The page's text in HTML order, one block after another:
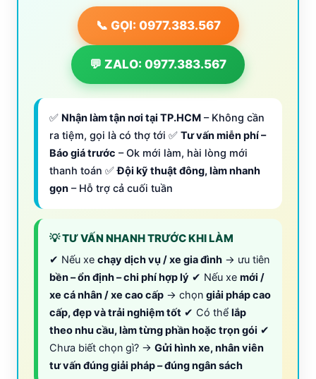
📞 GỌI: 0977.383.567
💬 ZALO: 0977.383.567
✅ Nhận làm tận nơi tại TP.HCM – Không cần
ra tiệm, gọi là có thợ tới ✅ Tư vấn miễn phí –
Báo giá trước – Ok mới làm, hài lòng mới
thanh toán ✅Đội kỹ thuật đông, làm nhanh
gọn – Hỗ trợ cả cuối tuần
💡 TƯ VẤN NHANH TRƯỚC KHI LÀM
✔ Nếu xe chạy dịch vụ / xe gia đình → ưu tiên
bền – ổn định – chi phí hợp lý ✔ Nếu xe mới /
xe cá nhân / xe cao cấp → chọn giải pháp cao
cấp, đẹp và trải nghiệm tốt ✔ Có thể lắp
theo nhu cầu, làm từng phần hoặc trọn gói ✔
Chưa biết chọn gì? → Gửi hình xe, nhân viên
tư vấn đúng giải pháp – đúng ngân sách